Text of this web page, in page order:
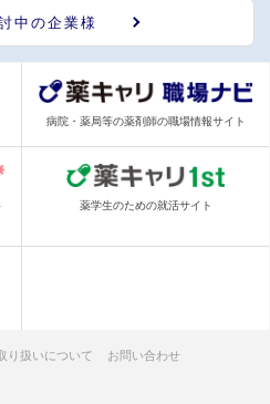
中の企業様
病院・薬局等の薬剤師の職場情報サイト
薬学生のための就活サイト
り扱いについて
お問い合わせ